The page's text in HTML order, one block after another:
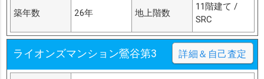
築年数 26年 地上階数
11階建て /
SRC
ライオンズマンション鶯谷第3 詳細＆自己査定